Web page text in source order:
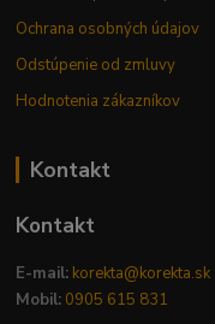
Ochrana osobných údajov
Odstúpenie od zmluvy
Hodnotenia zákazníkov
Kontakt
Kontakt
E-mail: korekta@korekta.sk
Mobil: 0905 615 831